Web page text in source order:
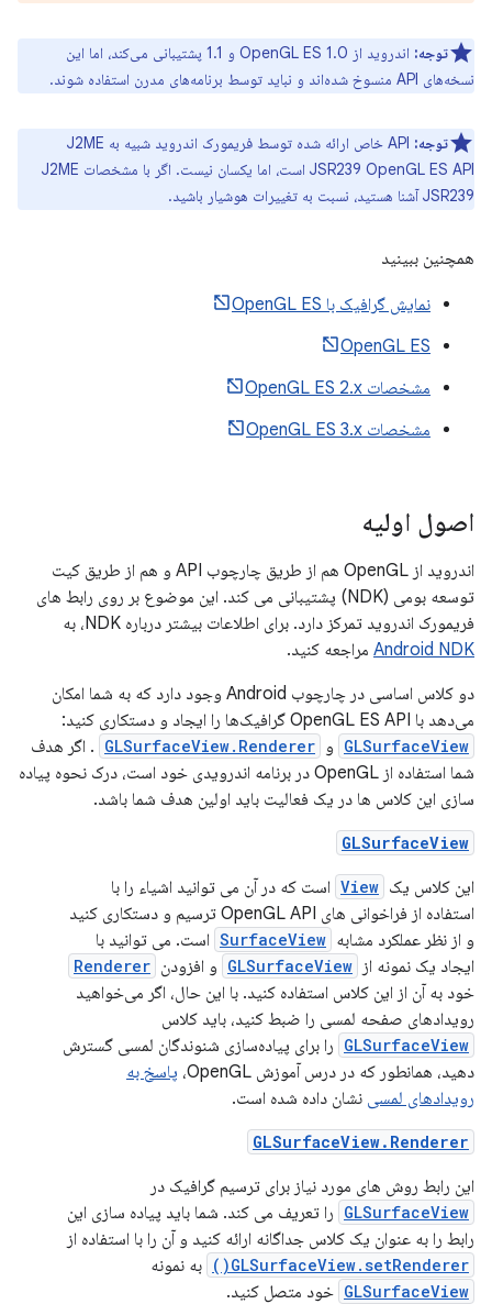
توجه:
اندروید از OpenGL ES 1.0 و 1.1 پشتیبانی می‌کند، اما این
نسخه‌های API منسوخ شده‌اند و نباید توسط برنامه‌های مدرن استفاده شوند.
توجه:
API خاص ارائه شده توسط فریمورک اندروید شبیه به J2ME
JSR239 OpenGL ES API است، اما یکسان نیست. اگر با مشخصات J2ME
JSR239 آشنا هستید، نسبت به تغییرات هوشیار باشید.
همچنین ببینید
نمایش گرافیک با OpenGL ES
OpenGL ES
مشخصات OpenGL ES 2.x
مشخصات OpenGL ES 3.x
اصول اولیه
اندروید از OpenGL هم از طریق چارچوب API و هم از طریق کیت
توسعه بومی (NDK) پشتیبانی می کند. این موضوع بر روی رابط های
فریمورک اندروید تمرکز دارد. برای اطلاعات بیشتر درباره NDK، به
Android NDK مراجعه کنید.
دو کلاس اساسی در چارچوب Android وجود دارد که به شما امکان
می‌دهد با OpenGL ES API گرافیک‌ها را ایجاد و دستکاری کنید:
GLSurfaceView و GLSurfaceView.Renderer . اگر هدف
شما استفاده از OpenGL در برنامه اندرویدی خود است، درک نحوه پیاده
سازی این کلاس ها در یک فعالیت باید اولین هدف شما باشد.
GLSurfaceView
این کلاس یک View است که در آن می توانید اشیاء را با
استفاده از فراخوانی های OpenGL API ترسیم و دستکاری کنید
و از نظر عملکرد مشابه SurfaceView است. می توانید با
ایجاد یک نمونه از GLSurfaceView و افزودن Renderer
خود به آن از این کلاس استفاده کنید. با این حال، اگر می‌خواهید
رویدادهای صفحه لمسی را ضبط کنید، باید کلاس
GLSurfaceView را برای پیاده‌سازی شنوندگان لمسی گسترش
دهید، همانطور که در درس آموزش OpenGL،
پاسخ به
رویدادهای لمسی نشان داده شده است.
GLSurfaceView.Renderer
این رابط روش های مورد نیاز برای ترسیم گرافیک در
GLSurfaceView را تعریف می کند. شما باید پیاده سازی این
رابط را به عنوان یک کلاس جداگانه ارائه کنید و آن را با استفاده از
GLSurfaceView.setRenderer() به نمونه
GLSurfaceView خود متصل کنید.